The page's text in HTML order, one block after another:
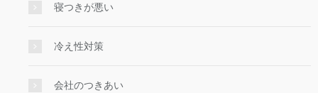
寝つきが悪い
冷え性対策
会社のつきあい